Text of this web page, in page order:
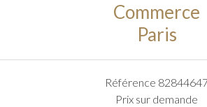
Commerce
Paris
Référence
Prix sur demande